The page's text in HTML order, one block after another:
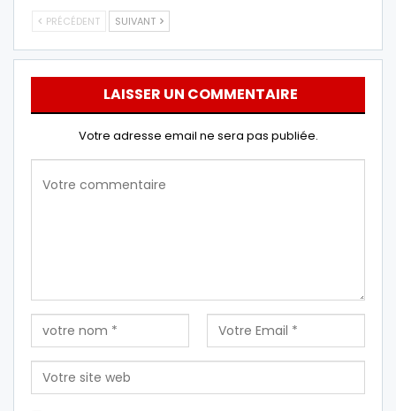
PRÉCÉDENT SUIVANT
LAISSER UN COMMENTAIRE
Votre adresse email ne sera pas publiée.